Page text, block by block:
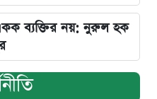
ব্যক্তির নয়: নুরুল হক